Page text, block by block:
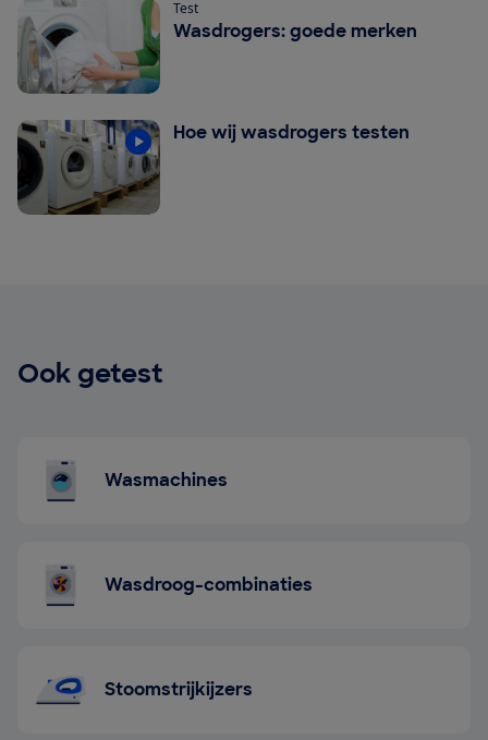
Wasdrogers: goede merken
Test
Hoe wij wasdrogers testen
Ook getest
Wasmachines
Wasdroog-combinaties
Stoomstrijkijzers